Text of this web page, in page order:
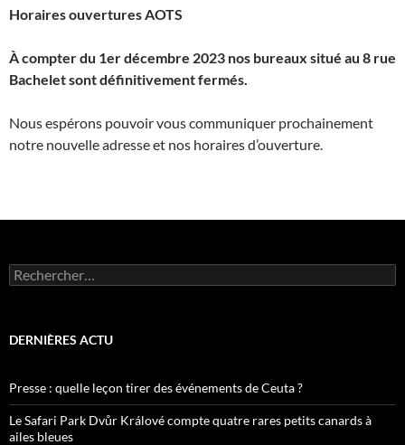
Horaires ouvertures AOTS
À compter du 1er décembre 2023 nos bureaux situé au 8 rue
Bachelet sont définitivement fermés.
Nous espérons pouvoir vous communiquer prochainement
notre nouvelle adresse et nos horaires d’ouverture.
Rechercher :
DERNIÈRES ACTU
Presse : quelle leçon tirer des événements de Ceuta ?
Le Safari Park Dvůr Králové compte quatre rares petits canards à
ailes bleues